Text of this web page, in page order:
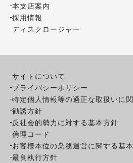
本支店案内
採用情報
ディスクロージャー
サイトについて
プライバシーポリシー
特定個人情報等の適正な取扱いに
勧誘方針
反社会的勢力に対する基本方針
倫理コード
お客様本位の業務運営に関する基
最良執行方針